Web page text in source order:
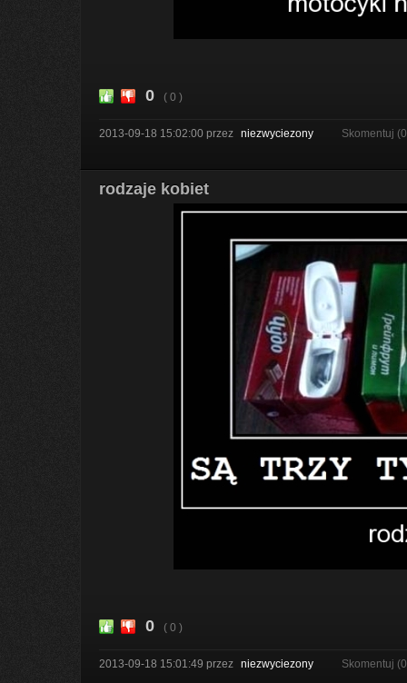
0 ( 0 )
2013-09-18 15:02:00 przez niezwyciezony Skomentuj
rodzaje kobiet
0 ( 0 )
2013-09-18 15:01:49 przez niezwyciezony Skomentuj